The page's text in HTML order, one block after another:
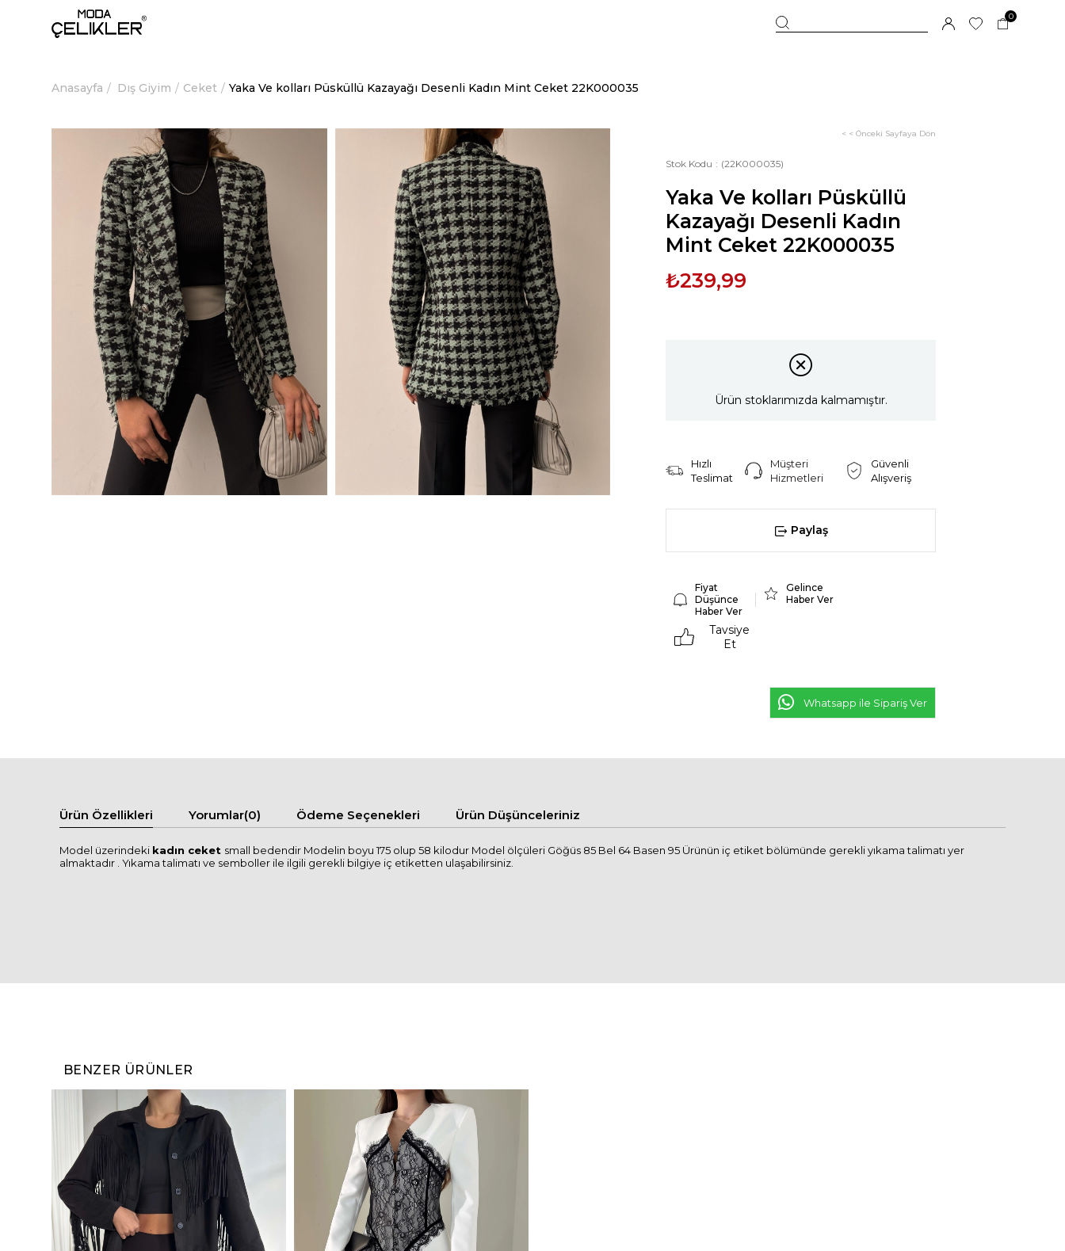
0
Anasayfa Dış Giyim Ceket Yaka Ve kolları Püsküllü Kazayağı Desenli Kadın Mint Ceket 22K000035
< < Önceki Sayfaya Dön
Stok Kodu (22K000035)
Yaka Ve kolları Püsküllü
Kazayağı Desenli Kadın
Mint Ceket 22K000035
₺239,99
Ürün stoklarımızda kalmamıştır.
Hızlı
Teslimat
Müşteri
Hizmetleri
Güvenli
Alışveriş
Paylaş
Fiyat
Düşünce
Haber Ver
Gelince
Haber Ver
Tavsiye
Et
Whatsapp ile Sipariş Ver
Ürün Özellikleri Yorumlar(0) Ödeme Seçenekleri Ürün Düşünceleriniz
Model üzerindeki kadın ceket small bedendir Modelin boyu 175 olup 58 kilodur Model ölçüleri Göğüs 85 Bel 64 Basen 95 Ürünün iç etiket bölümünde gerekli yıkama talimatı yer
almaktadır . Yıkama talimatı ve semboller ile ilgili gerekli bilgiye iç etiketten ulaşabilirsiniz.
BENZER ÜRÜNLER